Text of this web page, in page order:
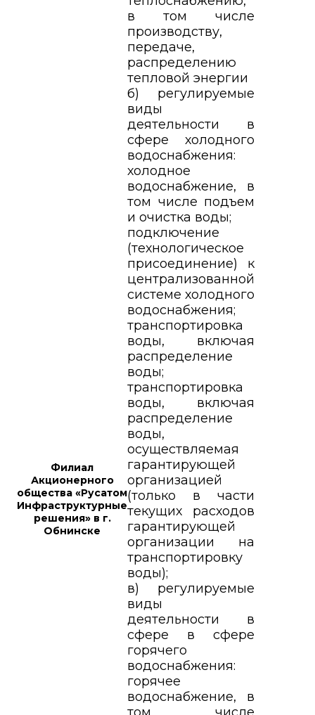
Филиал
Акционерного
общества «Русатом
Инфраструктурные
решения» в г.
Обнинске
в том числе
производству,
передаче,
распределению
тепловой энергии
б) регулируемые
виды
деятельности в
сфере холодного
водоснабжения:
холодное
водоснабжение, в
том числе подъем
и очистка воды;
подключение
(технологическое
присоединение) к
централизованной
системе холодного
водоснабжения;
транспортировка
воды, включая
распределение
воды;
транспортировка
воды, включая
распределение
воды,
осуществляемая
гарантирующей
организацией
(только в части
текущих расходов
гарантирующей
организации на
транспортировку
воды);
в) регулируемые
виды
деятельности в
сфере в сфере
горячего
водоснабжения:
горячее
водоснабжение, в
том числе